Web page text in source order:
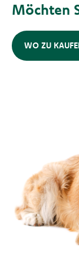
Möchten
WO ZU